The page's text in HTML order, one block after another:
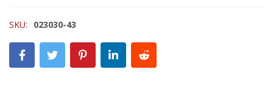
SKU: 023030-43